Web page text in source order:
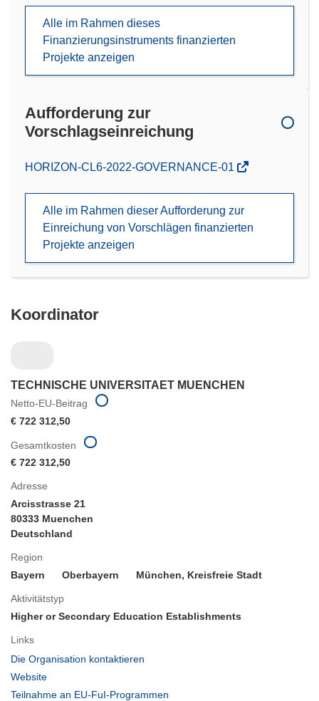
Alle im Rahmen dieses
Finanzierungsinstruments finanzierten
Projekte anzeigen
Aufforderung zur
Vorschlagseinreichung
(öffnet
Fenster)
HORIZON-CL6-2022-GOVERNANCE-01
Alle im Rahmen dieser Aufforderung zur
Einreichung von Vorschlägen finanzierten
Projekte anzeigen
Koordinator
TECHNISCHE UNIVERSITAET MUENCHEN
Netto-EU-Beitrag
€ 722 312,50
Adresse
Arcisstrasse 21
80333 Muenchen
Deutschland
Region
Bayern
Oberbayern München, Kreisfreie Stadt
Aktivitätstyp
Higher or Secondary Education Establishments
Links
Die Organisation kontaktieren
Website
in
Teilnahme an EU-FuI-Programmen
Gesamtkosten
€ 722 312,50